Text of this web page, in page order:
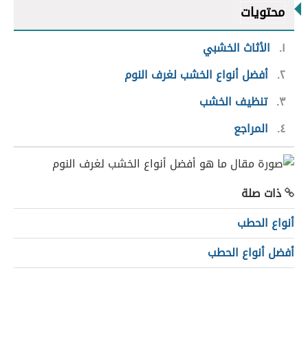
محتويات
١
الأثاث الخشبي
٢ أفضل أنواع الخشب لغرف النوم
٣ تنظيف الخشب
٤
المراجع
ذات صلة
أنواع الحطب
أفضل أنواع الحطب